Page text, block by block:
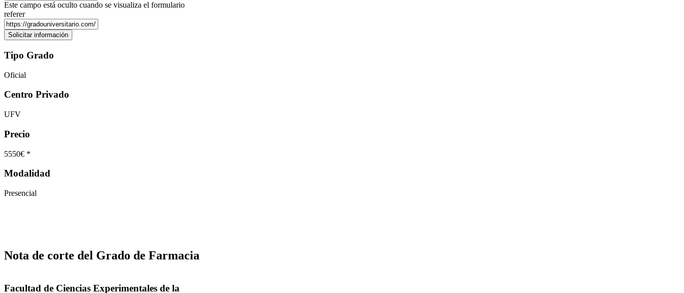
Este campo está oculto cuando se visualiza el formulario
referer
Tipo Grado
Oficial
Centro Privado
UFV
Precio
5550€ *
Modalidad
Presencial
Nota de corte del Grado de Farmacia
Facultad de Ciencias Experimentales de la